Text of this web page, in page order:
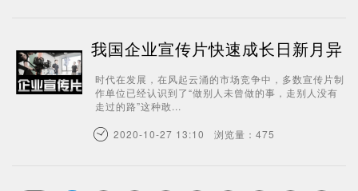
我国企业宣传片快速成长日新月异
时代在发展，在风起云涌的市场竞争中，多数宣传片制
作单位已经认识到了“做别人未曾做的事，走别人没有
走过的路”这种敢...
2020-10-27 13:10 浏览量：475